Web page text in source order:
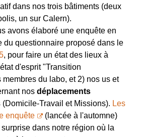
dans nos trois bâtiments (deux
un sur Calern).
avons élaboré une enquête en
du questionnaire proposé dans le
, pour faire un état des lieux à
d'esprit "Transition
du labo, et 2) nos us et
nos déplacements
(Domicile-Travail et Missions). Les
enquête
(lancée à l'automne)
dans notre région où la